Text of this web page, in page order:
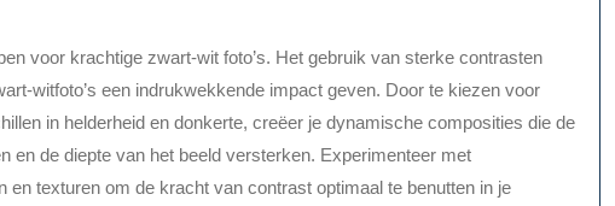
voor krachtige zwart-wit foto’s. Het gebruik van sterke contrasten
witfoto’s een indrukwekkende impact geven. Door te kiezen voor
in helderheid en donkerte, creëer je dynamische composities die de
en de diepte van het beeld versterken. Experimenteer met
en texturen om de kracht van contrast optimaal te benutten in je